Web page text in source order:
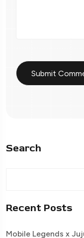
Search
Recent Posts
Mobile Legends x